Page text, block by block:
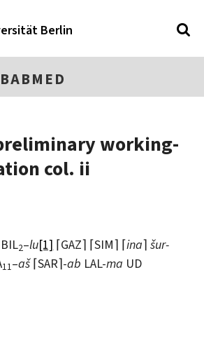
Berlin
working-
col. ii
2–lu[1] ⌈GAZ⌉ ⌈SIM⌉ ⌈ina⌉šur-
11–aš⌈SAR⌉-ab LAL-ma UD